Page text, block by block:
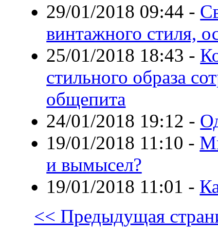
29/01/2018 09:44 -
винтажного стиля,
25/01/2018 18:43 -
стильного образа
общепита
24/01/2018 19:12 -
19/01/2018 11:10 -
и вымысел?
19/01/2018 11:01 -
<< Предыдущая